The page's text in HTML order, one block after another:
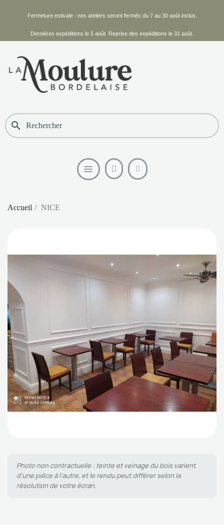
Fermeture estivale : nos ateliers seront fermés du 7 au 30 août inclus.
Dernières expéditions le 5 août. Reprise des expéditions le 31 août.
search
Accueil NICE
Photo non contractuelle : teinte et veinage du bois varient
d'une pièce à l'autre, et le rendu peut différer selon la
résolution de votre écran.